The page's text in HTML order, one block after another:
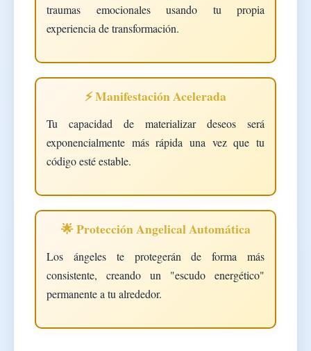
traumas emocionales usando tu propia
experiencia de transformación.
⚡ Manifestación Acelerada
Tu capacidad de materializar deseos será
exponencialmente más rápida una vez que tu
código esté estable.
🌟 Protección Angelical Automática
Los ángeles te protegerán de forma más
consistente, creando un "escudo energético"
permanente a tu alrededor.